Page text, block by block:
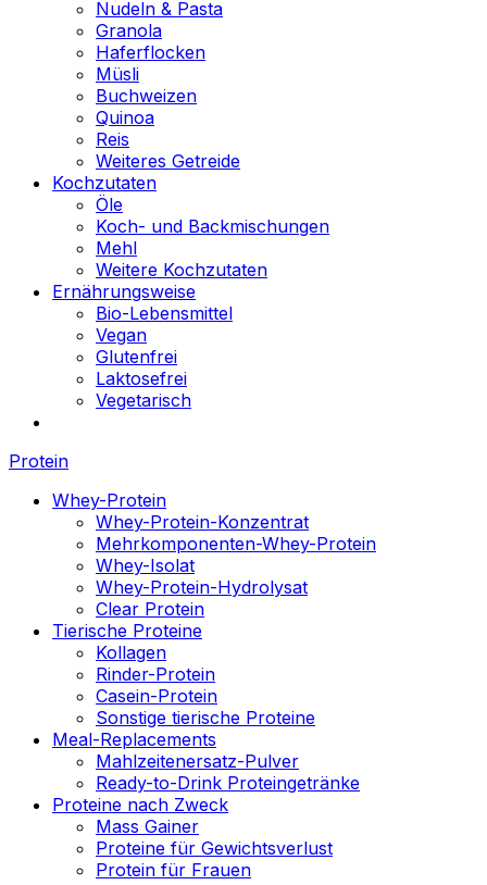
Nudeln & Pasta
Granola
Haferflocken
Müsli
Buchweizen
Quinoa
Reis
Weiteres Getreide
Kochzutaten
Öle
Koch- und Backmischungen
Mehl
Weitere Kochzutaten
Ernährungsweise
Bio-Lebensmittel
Vegan
Glutenfrei
Laktosefrei
Vegetarisch
Protein
Whey-Protein
Whey-Protein-Konzentrat
Mehrkomponenten-Whey-Protein
Whey-Isolat
Whey-Protein-Hydrolysat
Clear Protein
Tierische Proteine
Kollagen
Rinder-Protein
Casein-Protein
Sonstige tierische Proteine
Meal-Replacements
Mahlzeitenersatz-Pulver
Ready-to-Drink Proteingetränke
Proteine nach Zweck
Mass Gainer
Proteine für Gewichtsverlust
Protein für Frauen